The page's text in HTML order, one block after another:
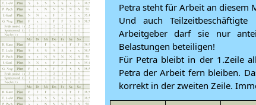
Petra steht für Arbeit an diesem
Und auch
Arbeitgeber darf sie nur
Belastungen beteiligen!
Für Petra bleibt in der 1.Zeile
Petra der Arbeit fern bleiben.
korrekt in der zweiten Zeile.